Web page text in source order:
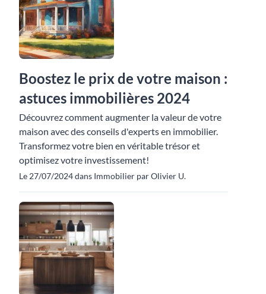
Boostez le prix de votre maison :
astuces immobilières 2024
Découvrez comment augmenter la valeur de votre
maison avec des conseils d'experts en immobilier.
Transformez votre bien en véritable trésor et
optimisez votre investissement!
Le 27/07/2024 dans Immobilier par Olivier U.